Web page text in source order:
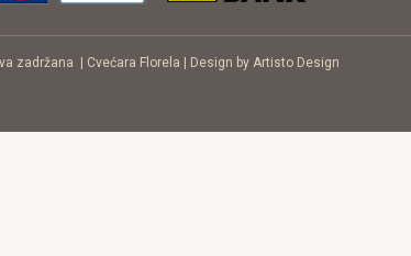
zadržana | Cvećara Florela | Design by Artisto Design